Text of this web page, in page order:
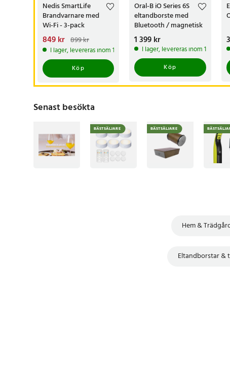
Nedis SmartLife
Brandvarnare med
Wi-Fi - 3-pack
Nuvarande pris
849 krTidigare pris:
899 kr
849 kr 899 kr
I lager, levereras inom 1-2 vardagar
Köp
Oral-B iO Series 6S
eltandborste med
Bluetooth / magnetisk
eltandborste
Pris:1 399 kr
1 399 kr
I lager, levereras inom 1-2
Köp
Senast besökta
BÄSTSÄLJARE BÄSTSÄLJARE
Hem &
Eltandborstar &